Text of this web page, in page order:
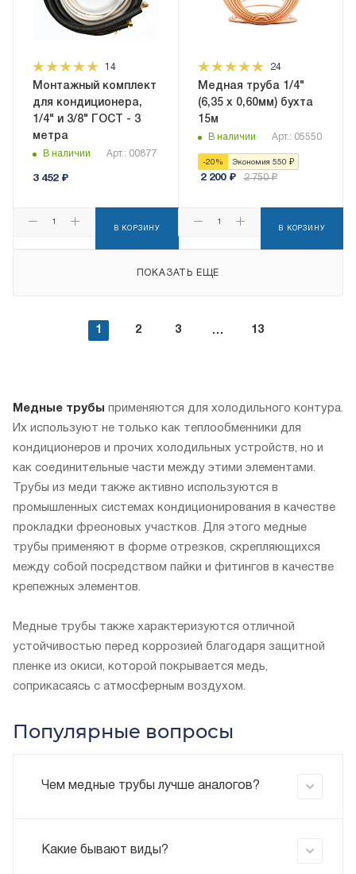
14
Монтажный комплект
для кондиционера,
1/4" и 3/8" ГОСТ - 3
метра
В наличии Арт.: 00877
3 452₽
В КОРЗИНУ
24
Медная труба 1/4"
(6,35 x 0,60мм) бухта
15м
В наличии Арт.: 05550
-20 % Экономия 550 ₽
2 200₽ 2 750₽
В КОРЗИНУ
ПОКАЗАТЬ ЕЩЕ
1 2 3 13
Медные трубы применяются для холодильного контура.
Их используют не только как теплообменники для
кондиционеров и прочих холодильных устройств, но и
как соединительные части между этими элементами.
Трубы из меди также активно используются в
промышленных системах кондиционирования в качестве
прокладки фреоновых участков. Для этого медные
трубы применяют в форме отрезков, скрепляющихся
между собой посредством пайки и фитингов в качестве
крепежных элементов.
Медные трубы также характеризуются отличной
устойчивостью перед коррозией благодаря защитной
пленке из окиси, которой покрывается медь,
соприкасаясь с атмосферным воздухом.
Популярные вопросы
Чем медные трубы лучше аналогов?
Какие бывают виды?